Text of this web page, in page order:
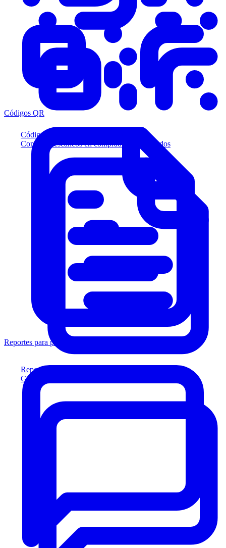
Códigos QR
Convierta escaneos en compradores calificados
Reportes para prestamistas
Genere reportes listos para el prestamista
Códigos QR
Reportes para prestamistas